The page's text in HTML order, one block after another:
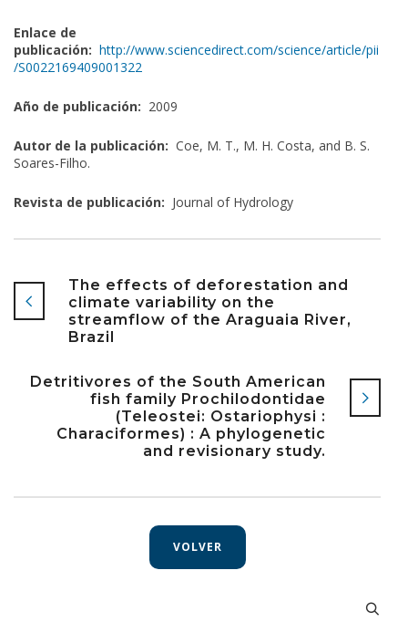
Enlace de
publicación: http://www.sciencedirect.com/science/article/pii
/S0022169409001322
Año de publicación: 2009
Autor de la publicación: Coe, M. T., M. H. Costa, and B. S.
Soares-Filho.
Revista de publicación: Journal of Hydrology
The effects of deforestation and
climate variability on the
streamflow of the Araguaia River,
Brazil
Detritivores of the South American
fish family Prochilodontidae
(Teleostei: Ostariophysi :
Characiformes) : A phylogenetic
and revisionary study.
VOLVER